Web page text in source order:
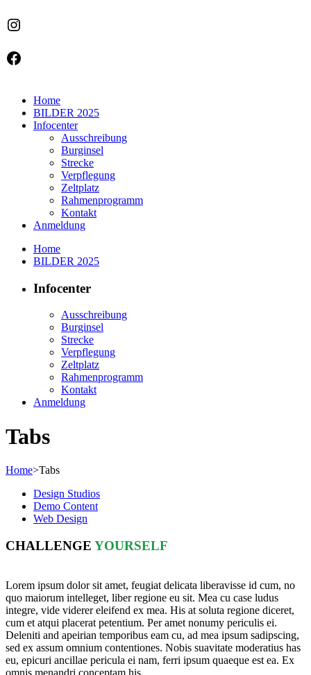
Instagram
Facebook
Home
BILDER 2025
Infocenter
Ausschreibung
Burginsel
Strecke
Verpflegung
Zeltplatz
Rahmenprogramm
Kontakt
Anmeldung
Home
BILDER 2025
Infocenter
Ausschreibung
Burginsel
Strecke
Verpflegung
Zeltplatz
Rahmenprogramm
Kontakt
Anmeldung
Tabs
Home>Tabs
Design Studios
Demo Content
Web Design
CHALLENGE YOURSELF
Lorem ipsum dolor sit amet, feugiat delicata liberavisse id cum, no
quo maiorum intelleget, liber regione eu sit. Mea cu case ludus
integre, vide viderer eleifend ex mea. His at soluta regione diceret,
cum et atqui placerat petentium. Per amet nonumy periculis ei.
Deleniti and apeirian temporibus eam cu, ad mea ipsum sadipscing,
sed ex assum omnium contentiones. Nobis suavitate moderatius has
eu, epicuri ancillae pericula ei nam, ferri ipsum quaeque est ea. Ex
omnis menandri conceptam his.